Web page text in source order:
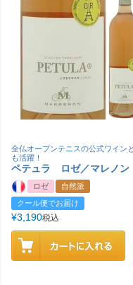
全仏オープンテニスの公式ワイン
も活躍！
ペテュラ ロゼ／マレノン
ロゼ
自然派
クール便でお届け
¥3,190税込